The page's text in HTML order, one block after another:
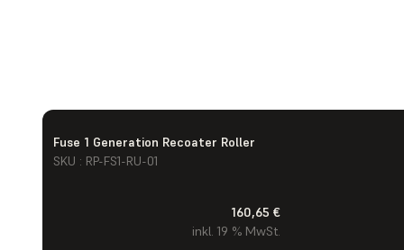
Fuse 1 Generation Recoater Roller
SKU : RP-FS1-RU-01
160,65 €
inkl. 19 % MwSt.